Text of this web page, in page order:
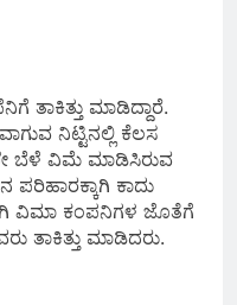
ತಾಕಿತ್ತು ಮಾಡಿದ್ದಾರೆ.
ನಿಟ್ಟಿನಲ್ಲಿ ಕೆಲಸ
ಬೆಳೆ ವಿಮೆ ಮಾಡಿಸಿರುವ
ಕಾದು
ವಿಮಾ ಕಂಪನಿಗಳ ಜೊತೆಗೆ
ತಾಕಿತ್ತು ಮಾಡಿದರು.